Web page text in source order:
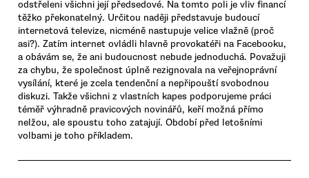
odstřeleni všichni její předsedové. Na tomto poli je vliv financí
těžko překonatelný. Určitou naději představuje budoucí
internetová televize, nicméně nastupuje velice vlažně (proč
asi?). Zatím internet ovládli hlavně provokatéři na Facebooku,
a obávám se, že ani budoucnost nebude jednoduchá. Považuji
za chybu, že společnost úplně rezignovala na veřejnoprávní
vysílání, které je zcela tendenční a nepřipouští svobodnou
diskuzi. Takže všichni z vlastních kapes podporujeme práci
téměř výhradně pravicových novinářů, keří možná přímo
nelžou, ale spoustu toho zatajují. Období před letošními
volbami je toho příkladem.